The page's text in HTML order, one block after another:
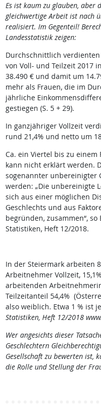
Es ist kaum zu glauben, aber
gleichwertige Arbeit ist nach
realisiert. Im Gegenteil!
Landesstatistik zeigen:
Durchschnittlich
von Voll- und Teilzeit 2017
38.490 € und damit um
mehr als Frauen, die im
jährliche
gestiegen (S. 5 + 29).
In ganzjähriger Vollzeit
rund 21,4% und netto um
Ca. ein Viertel bis zu
kann nicht erklärt werden.
sogenannter unbereinigter
werden: „Die unbereinigte
sich aus einer möglichen
Geschlechts und aus
begründen, zusammen“,
Statistiken, Heft 12/2018.
In der Steiermark arbeiten
Arbeitnehmer Vollzeit,
arbeitenden
Teilzeitanteil 54,4%
also weiblich. Etwa 1 % ist
Statistiken, Heft 12/2018
Wer angesichts dieser
Geschlechtern
Gesellschaft zu bewerten ist,
die Rolle und Stellung der